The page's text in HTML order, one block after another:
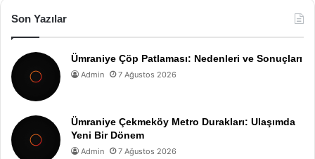
Son Yazılar
Ümraniye Çöp Patlaması: Nedenleri ve Sonuçları
Admin 7 Ağustos 2026
Ümraniye Çekmeköy Metro Durakları: Ulaşımda
Yeni Bir Dönem
Admin 7 Ağustos 2026